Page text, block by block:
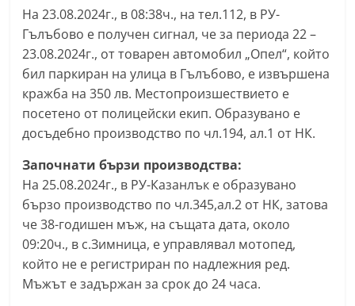
a
n
a
-
g
.
n
f
o
На 23.08.2024г., в 08:38ч., на тел.112, в РУ-
Гълъбово е получен сигнал, че за периода 22 –
23.08.2024г., от товарен автомобил „Опел“, който
бил паркиран на улица в Гълъбово, е извършена
кражба на 350 лв. Местопроизшествието е
посетено от полицейски екип. Образувано е
досъдебно производство по чл.194, ал.1 от НК.
Започнати бързи производства:
На 25.08.2024г., в РУ-Казанлък е образувано
бързо производство по чл.345,ал.2 от НК, затова
че 38-годишен мъж, на същата дата, около
09:20ч., в с.Зимница, е управлявал мотопед,
който не е регистриран по надлежния ред.
Мъжът е задържан за срок до 24 часа.